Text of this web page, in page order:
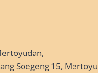
Soegeng 15,